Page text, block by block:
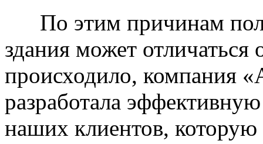
По этим причинам
здания может
происходило, компания
разработала
наших клиентов, которую